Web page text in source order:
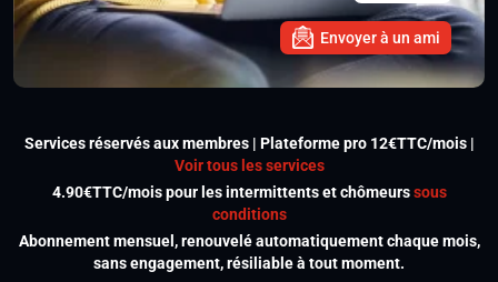
Envoyer à un ami
Services réservés aux membres | Plateforme pro 12€TTC/mois |
Voir tous les services
4.90€TTC/mois pour les intermittents et chômeurssous
conditions
Abonnement mensuel, renouvelé automatiquement chaque mois,
sans engagement, résiliable à tout moment.